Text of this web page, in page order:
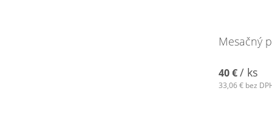
Mesačný
40 € / ks
33,06 € bez